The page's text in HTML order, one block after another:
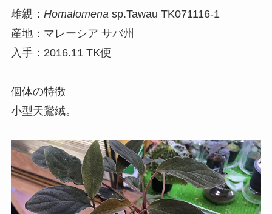
雌親： Homalomena sp.Tawau TK071116-1
産地：マレーシア サバ州
入手：2016.11 TK便
個体の特徴
小型天鵞絨。